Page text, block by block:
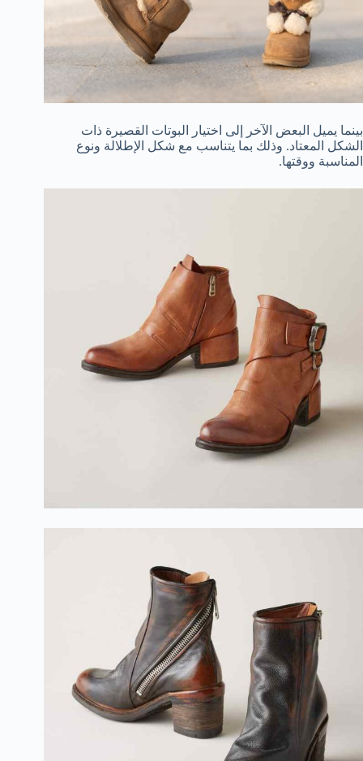
بينما يميل البعض الآخر إلى اختيار البوتات القصيرة ذات
الشكل المعتاد. وذلك بما يتناسب مع شكل الإطلالة ونوع
المناسبة ووقتها.